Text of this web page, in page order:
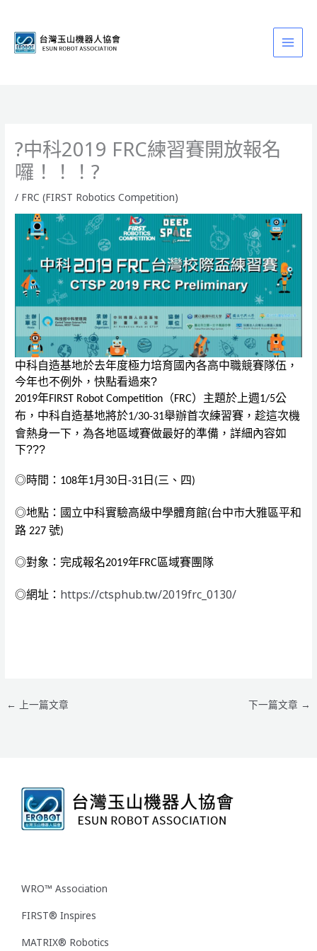
?中科2019 FRC練習賽開放報名
囉！！！?
/ FRC (FIRST Robotics Competition)
中科自造基地於去年度極力培育國內各高中職競賽隊伍，
今年也不例外，快點看過來?
2019年FIRST Robot Competition （FRC）主題於上週1/5公
布，中科自造基地將於1/30-31舉辦首次練習賽，趁這次機
會熱身一下，為各地區域賽做最好的準備，詳細內容如
下???
◎時間： 108年1月 30 日-31 日 (三、四)
◎地點：國立中科實驗高級中學體育館(台中市大雅區平和
路 227號)
◎對象：完成報名2019年FRC區域賽團隊
◎網址： https://ctsphub.tw/2019frc_0130/
← 上一篇文章 下一篇文章 →
WRO™ Association
FIRST® Inspires
MATRIX® Robotics